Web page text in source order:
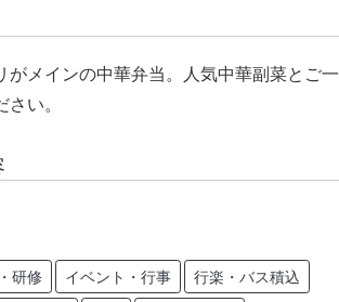
がメインの中華弁当。人気中華副菜とご一
い。
研修 イベント・行事 行楽・バス積込